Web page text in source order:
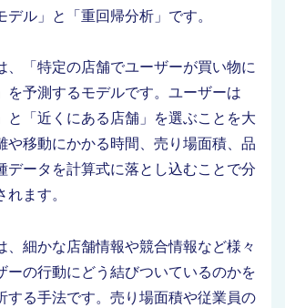
デル」と「重回帰分析」です。
、「特定の店舗でユーザーが買い物に
を予測するモデルです。ユーザーは
と「近くにある店舗」を選ぶことを大
や移動にかかる時間、売り場面積、品
データを計算式に落とし込むことで分
ます。
、細かな店舗情報や競合情報など様々
ーの行動にどう結びついているのかを
する手法です。売り場面積や従業員の